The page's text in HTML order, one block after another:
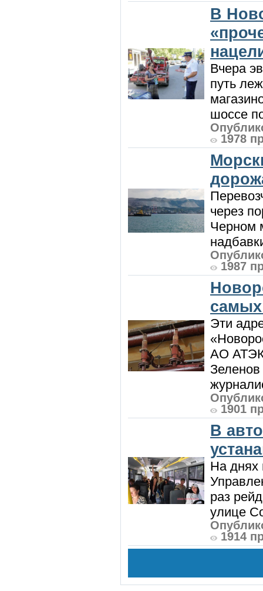
В
Вчера
путь
шоссе
1978
через
Черном
1987
Эти
АО АТЭК
Зеленов
1901
В
На днях
раз
улице
1914